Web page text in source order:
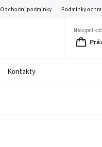
Obchodní podmínky Podmínky
Nákupní
Kontakty